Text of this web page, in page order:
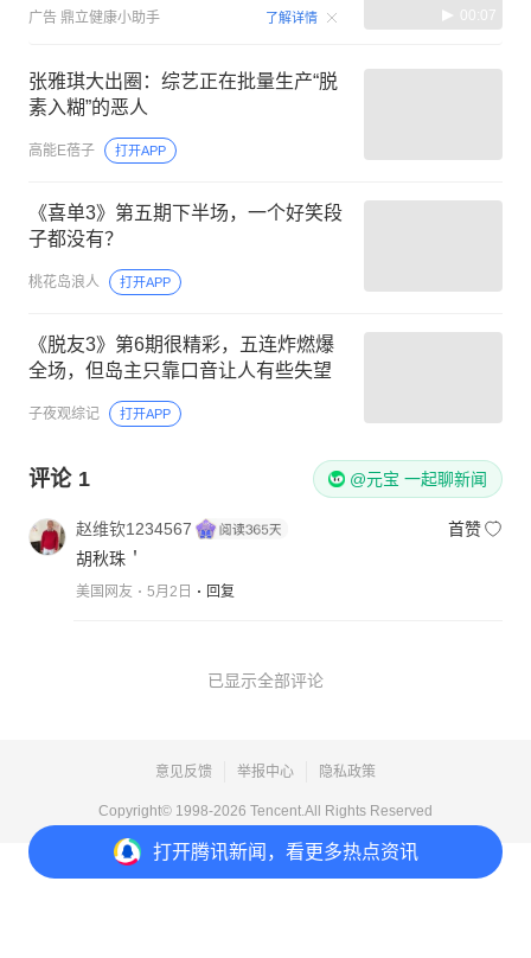
打开腾讯新闻，看更多热点资讯
广告 鼎立健康小助手 了解详情 00:07
张雅琪大出圈：综艺正在批量生产“脱
素入糊”的恶人
高能E蓓子 打开APP
《喜单3》第五期下半场，一个好笑段
子都没有？
桃花岛浪人 打开APP
《脱友3》第6期很精彩，五连炸燃爆
全场，但岛主只靠口音让人有些失望
子夜观综记 打开APP
评论 1 @元宝 一起聊新闻
赵维钦1234567
首赞
胡秋珠＇
美国网友 5月2日 回复
已显示全部评论
意见反馈 举报中心 隐私政策
Copyright© 1998-2026 Tencent.All Rights Reserved